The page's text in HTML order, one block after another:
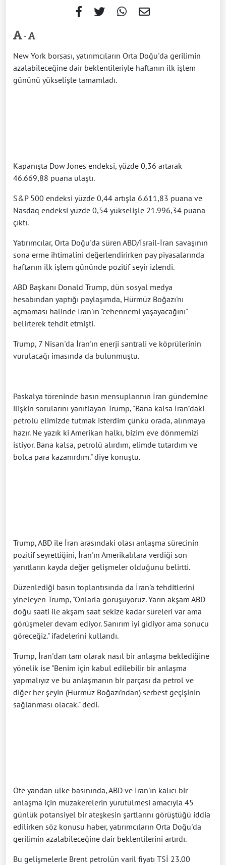
-
New York borsası, yatırımcıların Orta Doğu'da gerilimin
azalabileceğine dair beklentileriyle haftanın ilk işlem
gününü yükselişle tamamladı.
Kapanışta Dow Jones endeksi, yüzde 0,36 artarak
46.669,88 puana ulaştı.
S&P 500 endeksi yüzde 0,44 artışla 6.611,83 puana ve
Nasdaq endeksi yüzde 0,54 yükselişle 21.996,34 puana
çıktı.
Yatırımcılar, Orta Doğu'da süren ABD/İsrail-İran savaşının
sona erme ihtimalini değerlendirirken pay piyasalarında
haftanın ilk işlem gününde pozitif seyir izlendi.
ABD Başkanı Donald Trump, dün sosyal medya
hesabından yaptığı paylaşımda, Hürmüz Boğazı'nı
açmaması halinde İran'ın "cehennemi yaşayacağını"
belirterek tehdit etmişti.
Trump, 7 Nisan'da İran'ın enerji santrali ve köprülerinin
vurulacağı imasında da bulunmuştu.
Paskalya töreninde basın mensuplarının İran gündemine
ilişkin sorularını yanıtlayan Trump, "Bana kalsa İran’daki
petrolü elimizde tutmak isterdim çünkü orada, alınmaya
hazır. Ne yazık ki Amerikan halkı, bizim eve dönmemizi
istiyor. Bana kalsa, petrolü alırdım, elimde tutardım ve
bolca para kazanırdım." diye konuştu.
Trump, ABD ile İran arasındaki olası anlaşma sürecinin
pozitif seyrettiğini, İran'ın Amerikalılara verdiği son
yanıtların kayda değer gelişmeler olduğunu belirtti.
Düzenlediği basın toplantısında da İran'a tehditlerini
yineleyen Trump, "Onlarla görüşüyoruz. Yarın akşam ABD
doğu saati ile akşam saat sekize kadar süreleri var ama
görüşmeler devam ediyor. Sanırım iyi gidiyor ama sonucu
göreceğiz." ifadelerini kullandı.
Trump, İran'dan tam olarak nasıl bir anlaşma beklediğine
yönelik ise "Benim için kabul edilebilir bir anlaşma
yapmalıyız ve bu anlaşmanın bir parçası da petrol ve
diğer her şeyin (Hürmüz Boğazı’ndan) serbest geçişinin
sağlanması olacak." dedi.
Öte yandan ülke basınında, ABD ve İran'ın kalıcı bir
anlaşma için müzakerelerin yürütülmesi amacıyla 45
günlük potansiyel bir ateşkesin şartlarını görüştüğü iddia
edilirken söz konusu haber, yatırımcıların Orta Doğu'da
gerilimin azalabileceğine dair beklentilerini artırdı.
Bu gelişmelerle Brent petrolün varil fiyatı TSİ 23.00